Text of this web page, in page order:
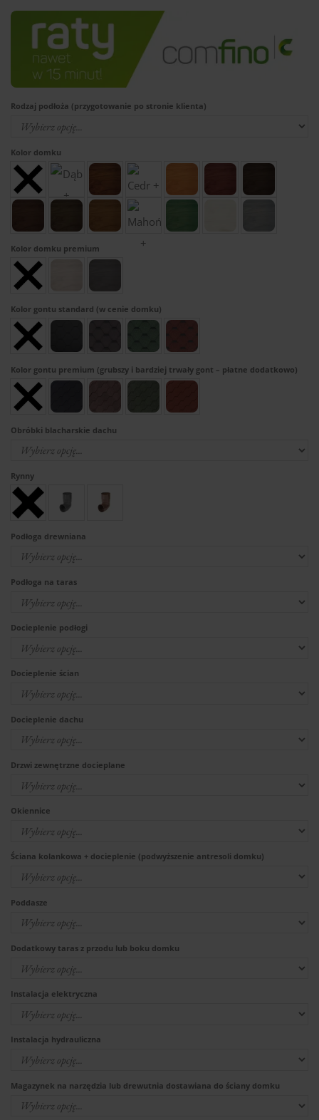
Rodzaj podłoża (przygotowanie po stronie klienta)
Kolor domku
Kolor domku premium
Kolor gontu standard (w cenie domku)
Kolor gontu premium (grubszy i bardziej trwały gont – płatne dodatkowo)
Obróbki blacharskie dachu
Rynny
Podłoga drewniana
Podłoga na taras
Docieplenie podłogi
Docieplenie ścian
Docieplenie dachu
Drzwi zewnętrzne docieplane
Okiennice
Ściana kolankowa + docieplenie (podwyższenie antresoli domku)
Poddasze
Dodatkowy taras z przodu lub boku domku
Instalacja elektryczna
Instalacja hydrauliczna
Magazynek na narzędzia lub drewutnia dostawiana do ściany domku